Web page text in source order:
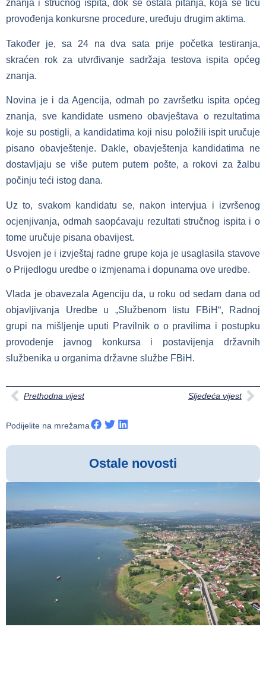
znanja i stručnog ispita, dok se ostala pitanja, koja se tiču
provođenja konkursne procedure, uređuju drugim aktima.
Također je, sa 24 na dva sata prije početka testiranja,
skraćen rok za utvrđivanje sadržaja testova ispita općeg
znanja.
Novina je i da Agencija, odmah po završetku ispita općeg
znanja, sve kandidate usmeno obavještava o rezultatima
koje su postigli, a kandidatima koji nisu položili ispit uručuje
pisano obavještenje. Dakle, obavještenja kandidatima ne
dostavljaju se više putem putem pošte, a rokovi za žalbu
počinju teći istog dana.
Uz to, svakom kandidatu se, nakon intervjua i izvršenog
ocjenjivanja, odmah saopćavaju rezultati stručnog ispita i o
tome uručuje pisana obavijest.
Usvojen je i izvještaj radne grupe koja je usaglasila stavove
o Prijedlogu uredbe o izmjenama i dopunama ove uredbe.
Vlada je obavezala Agenciju da, u roku od sedam dana od
objavljivanja Uredbe u „Službenom listu FBiH“, Radnoj
grupi na mišljenje uputi Pravilnik o o pravilima i postupku
provodenje javnog konkursa i postavijenja državnih
službenika u organima državne službe FBiH.
Prethodna vijest Sljedeća vijest
Podijelite na mrežama
Ostale novosti